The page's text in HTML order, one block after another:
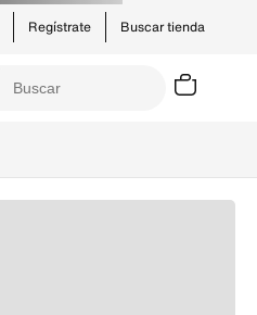
Buscar tienda
Regístrate